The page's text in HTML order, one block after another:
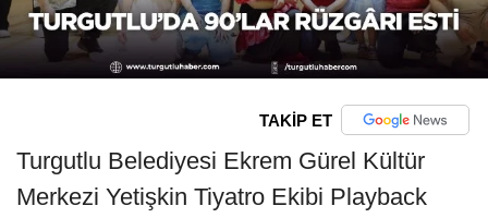
TAKİP ET
Turgutlu Belediyesi Ekrem Gürel Kültür
Merkezi Yetişkin Tiyatro Ekibi Playback